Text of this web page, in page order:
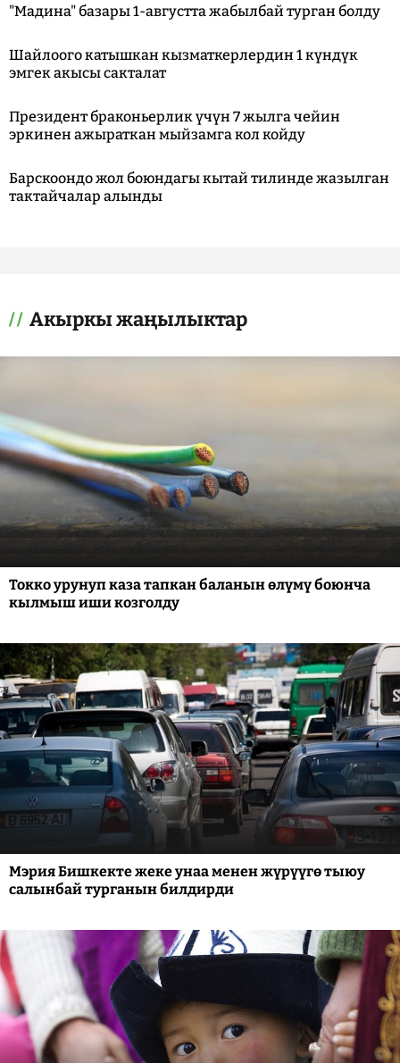
"Мадина" базары 1-августта жабылбай турган болду
Шайлоого катышкан кызматкерлердин 1 күндүк
эмгек акысы сакталат
Президент браконьерлик үчүн 7 жылга чейин
эркинен ажыраткан мыйзамга кол койду
Барскоондо жол боюндагы кытай тилинде жазылган
тактайчалар алынды
Акыркы жаңылыктар
Токко урунуп каза тапкан баланын өлүмү боюнча
кылмыш иши козголду
Мэрия Бишкекте жеке унаа менен жүрүүгө тыюу
салынбай турганын билдирди